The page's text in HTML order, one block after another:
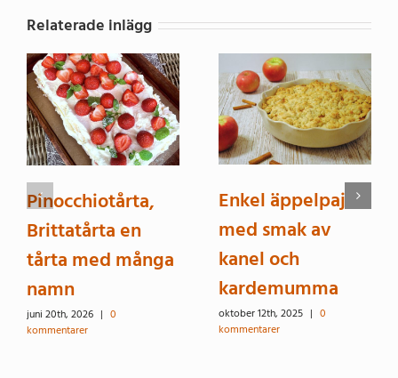
Relaterade inlägg
Pinocchiotårta,
Brittatårta en
tårta med många
namn
juni 20th, 2026 | 0
kommentarer
Enkel äppelpaj
med smak av
kanel och
kardemumma
oktober 12th, 2025 | 0
kommentarer